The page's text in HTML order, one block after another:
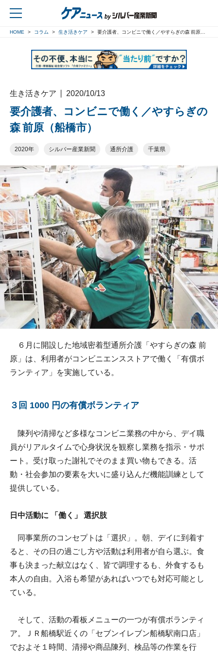
HOME コラム 生き活きケア 要介護者、コンビニで働く／やすらぎの森 前原（船橋市）
生き活きケア 2020/10/13
要介護者、コンビニで働く／やすらぎの
森 前原（船橋市）
2020年 シルバー産業新聞 通所介護 千葉県
６月に開設した地域密着型通所介護「やすらぎの森 前
原」は、利用者がコンビニエンスストアで働く「有償ボ
ランティア」を実施している。
３回 1000 円の有償ボランティア
陳列や清掃など多様なコンビニ業務の中から、デイ職
員がリアルタイムで心身状況を観察し業務を指示・サポ
ート。受け取った謝礼でそのまま買い物もできる。活
動・社会参加の要素を大いに盛り込んだ機能訓練として
提供している。
日中活動に 「働く」 選択肢
同事業所のコンセプトは「選択」。朝、デイに到着す
ると、その日の過ごし方や活動は利用者が自ら選ぶ。食
事も決まった献立はなく、皆で調理するも、外食するも
本人の自由。入浴も希望があればいつでも対応可能とし
ている。
そして、活動の看板メニューの一つが有償ボランティ
ア。ＪＲ船橋駅近くの「セブンイレブン船橋駅南口店」
でおよそ１時間、清掃や商品陳列、検品等の作業を行